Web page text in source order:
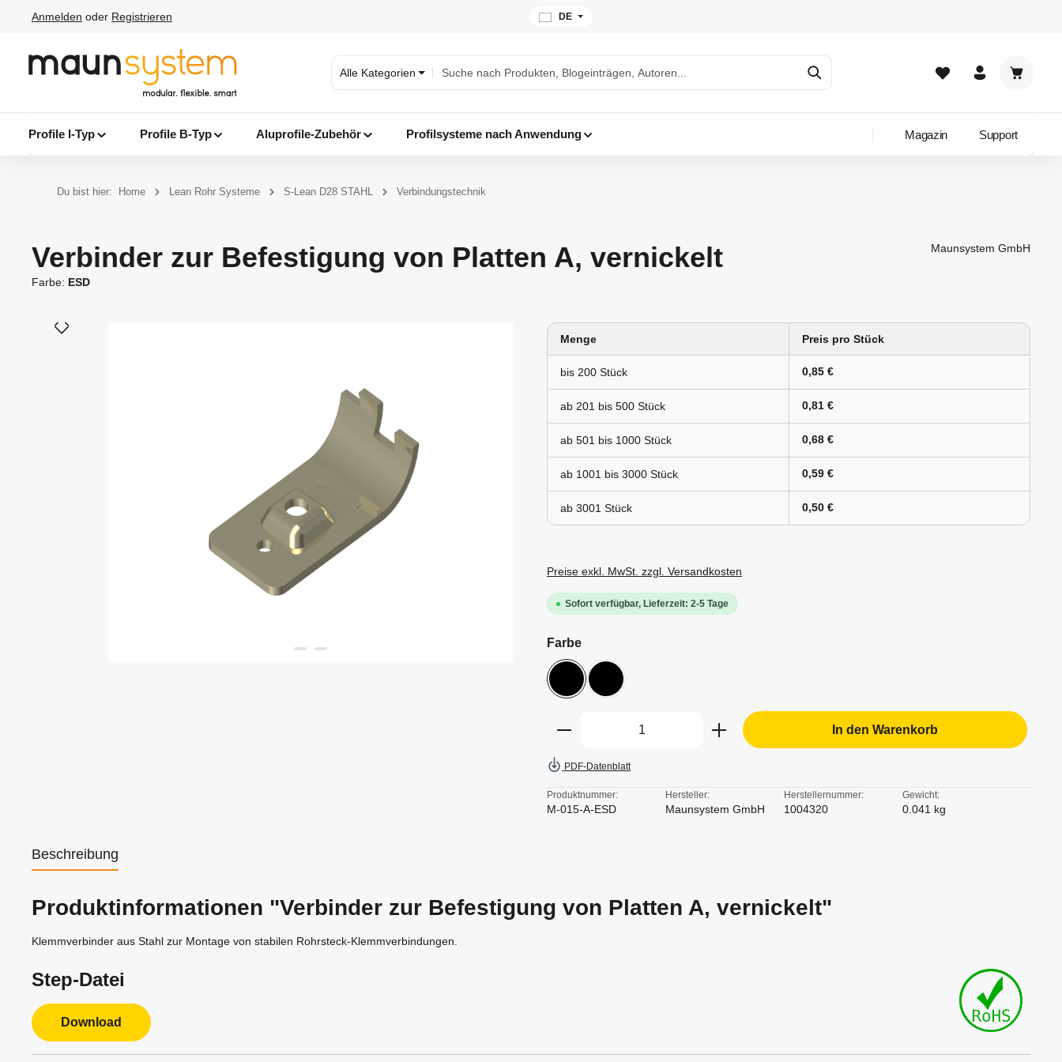
Hauptinhalt springen
Zur Suche springen
Zur Hauptnavigation springen
Anmelden oder Registrieren DE
Alle Kategorien
Profile I-Typ Profile B-Typ Aluprofile-Zubehör Profilsysteme nach Anwendung Magazin Support
Du bist hier: Home Lean Rohr Systeme S-Lean D28 STAHL Verbindungstechnik
Verbinder zur Befestigung von Platten A, vernickelt
Farbe: ESD
Maunsystem GmbH
Menge Preis pro Stück
bis 200 0,85 €
ab 201 bis 500 0,81 €
ab 501 bis 1000 0,68 €
ab 1001 bis 3000 0,59 €
ab 3001 0,50 €
Preise exkl. MwSt. zzgl. Versandkosten
Sofort verfügbar, Lieferzeit: 2-5 Tage
Farbeauswählen
ESD schwarz
Produkt Anzahl: Gib den gewünschten Wert ein oder
In den Warenkorb
PDF-Datenblatt
Produktnummer:
M-015-A-ESD
Hersteller:
Maunsystem GmbH
Herstellernummer:
1004320
Gewicht:
0.041 kg
Beschreibung
Produktinformationen "Verbinder zur Befestigung von Platten A, vernickelt"
Klemmverbinder aus Stahl zur Montage von stabilen Rohrsteck-Klemmverbindungen.
Step-Datei
Download